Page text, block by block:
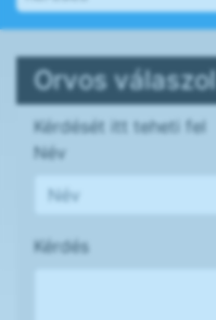
Orvos válaszol
Kérdését itt teheti fel
Név
Kérdés